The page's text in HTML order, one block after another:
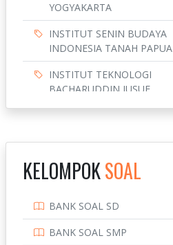
YOGYAKARTA
INSTITUT SENIN BUDAYA
INDONESIA TANAH PAPUA
INSTITUT TEKNOLOGI
BACHARUDDIN JUSUF
BANDUNG
INSTITUT TEKNOLOGI
INSTITUT TEKNOLOGI
SEPULUH NOVEMBER
KELOMPOKSOAL
BANK SOAL SD
BANK SOAL SMP